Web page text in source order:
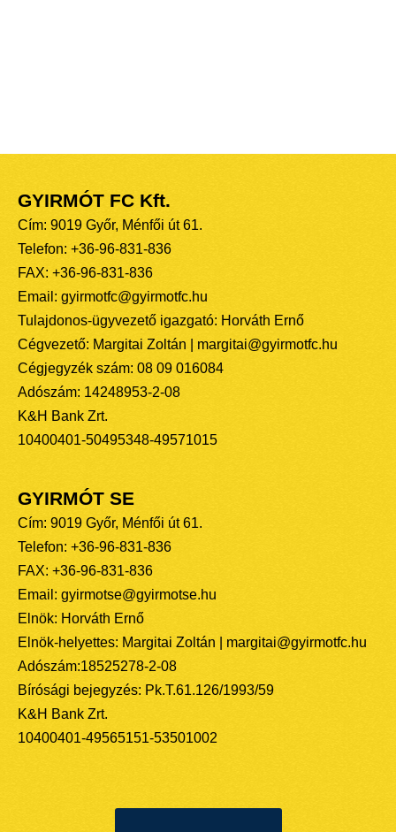
GYIRMÓT FC Kft.
Cím: 9019 Győr, Ménfői út 61.
Telefon: +36-96-831-836
FAX: +36-96-831-836
Email: gyirmotfc@gyirmotfc.hu
Tulajdonos-ügyvezető igazgató: Horváth Ernő
Cégvezető: Margitai Zoltán | margitai@gyirmotfc.hu
Cégjegyzék szám: 08 09 016084
Adószám: 14248953-2-08
K&H Bank Zrt.
10400401-50495348-49571015
GYIRMÓT SE
Cím: 9019 Győr, Ménfői út 61.
Telefon: +36-96-831-836
FAX: +36-96-831-836
Email: gyirmotse@gyirmotse.hu
Elnök: Horváth Ernő
Elnök-helyettes: Margitai Zoltán | margitai@gyirmotfc.hu
Adószám:18525278-2-08
Bírósági bejegyzés: Pk.T.61.126/1993/59
K&H Bank Zrt.
10400401-49565151-53501002